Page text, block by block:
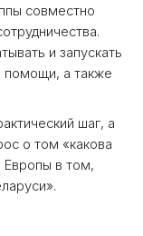
совместно
и запускать
помощи, а также
шаг, а
о том «какова
Европы в том,